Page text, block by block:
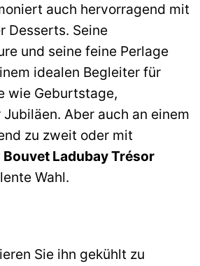
auch hervorragend mit
Desserts. Seine
und seine feine Perlage
idealen Begleiter für
wie Geburtstage,
Aber auch an einem
zu zweit oder mit
Bouvet Ladubay Trésor
Wahl.
Sie ihn gekühlt zu